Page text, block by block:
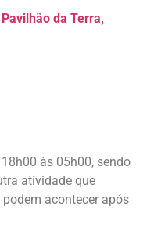
da Terra,
às 05h00, sendo
atividade que
acontecer após